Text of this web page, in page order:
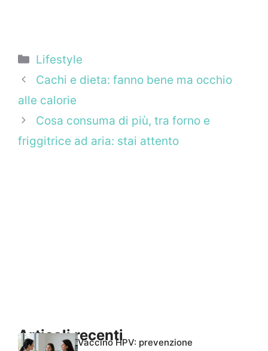
Categorie
Lifestyle
Cachi e dieta: fanno bene ma occhio
alle calorie
Cosa consuma di più, tra forno e
friggitrice ad aria: stai attento
Articoli recentiVaccino HPV: prevenzione